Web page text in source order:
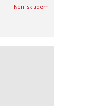
Není skladem